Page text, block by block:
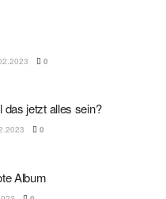
0
das jetzt alles sein?
0
Album